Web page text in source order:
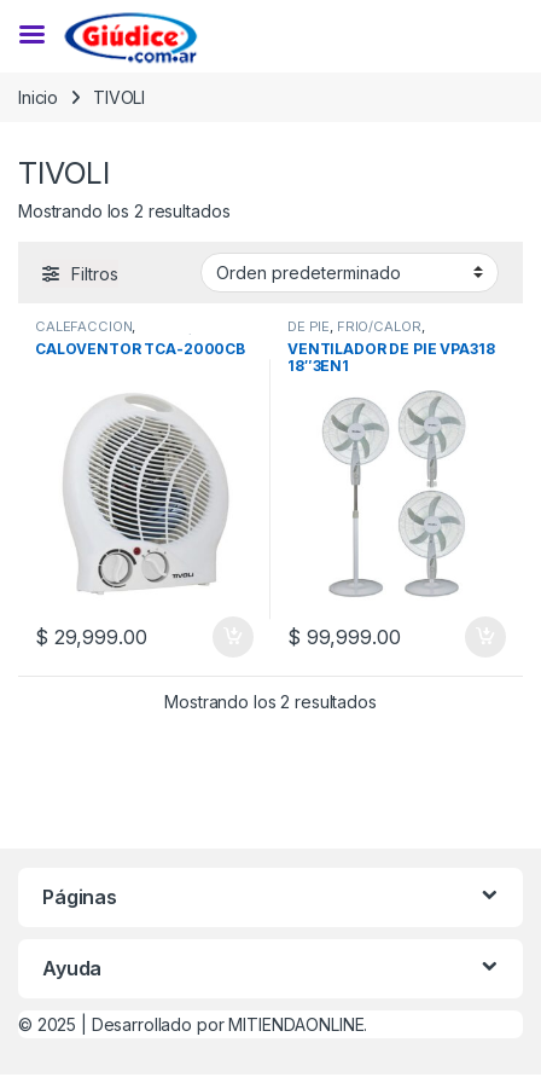
Inicio TIVOLI
TIVOLI
Mostrando los 2 resultados
Filtros
CALEFACCION,
CALOVENTORES, FRIO/CALOR
CALOVENTOR TCA-2000CB
$ 29,999.00
DE PIE, FRIO/CALOR,
VENTILACION
VENTILADOR DE PIE VPA318
18″3EN1
$ 99,999.00
Mostrando los 2 resultados
Páginas
Ayuda
© 2025 | Desarrollado por MITIENDAONLINE.